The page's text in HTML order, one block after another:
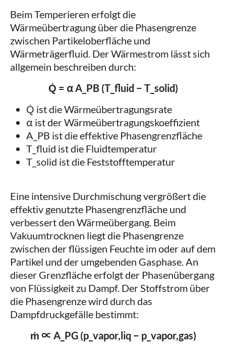
Beim Temperieren erfolgt die
Wärmeübertragung über die Phasengrenze
zwischen Partikeloberfläche und
Wärmeträgerfluid. Der Wärmestrom lässt sich
allgemein beschreiben durch:
Q̇ = α A_PB (T_fluid − T_solid)
Q̇ ist die Wärmeübertragungsrate
α ist der Wärmeübertragungskoeffizient
A_PB ist die effektive Phasengrenzfläche
T_fluid ist die Fluidtemperatur
T_solid ist die Feststofftemperatur
Eine intensive Durchmischung vergrößert die
effektiv genutzte Phasengrenzfläche und
verbessert den Wärmeübergang. Beim
Vakuumtrocknen liegt die Phasengrenze
zwischen der flüssigen Feuchte im oder auf dem
Partikel und der umgebenden Gasphase. An
dieser Grenzfläche erfolgt der Phasenübergang
von Flüssigkeit zu Dampf. Der Stoffstrom über
die Phasengrenze wird durch das
Dampfdruckgefälle bestimmt:
ṁ ∝ A_PG (p_vapor,liq − p_vapor,gas)